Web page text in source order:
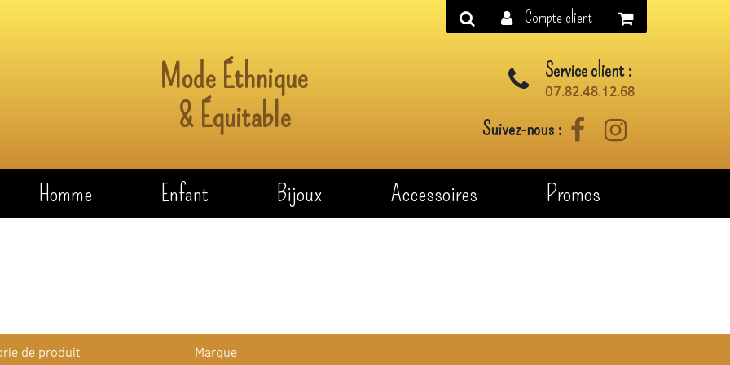
Mode Éthnique
& Équitable
Service client :
07.82.48.12.68
Suivez-nous : FacebookInstagram
Homme Enfant Bijoux Accessoires Promos
de produit
Marque
Compte client